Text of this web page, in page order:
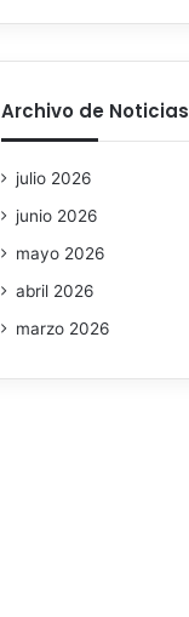
Archivo de Noticias
julio 2026
junio 2026
mayo 2026
abril 2026
marzo 2026